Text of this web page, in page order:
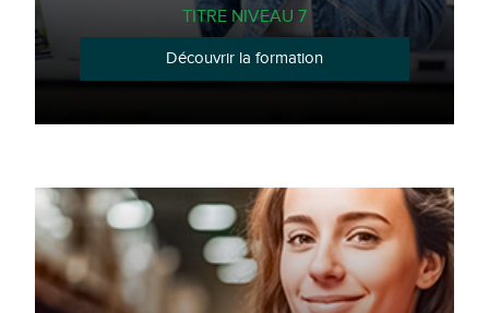
TITRE NIVEAU 7
Découvrir la formation